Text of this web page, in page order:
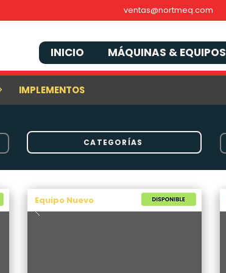
ventas@nortmeq.com
INICIO MÁQUINAS & EQUIPOS
IMPLEMENTOS
CATEGORÍAS
Equipo Nuevo